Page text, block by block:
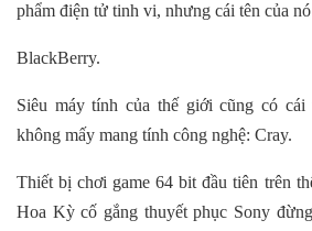
phẩm điện tử tinh vi, nhưng cái tên của
BlackBerry.
Siêu máy tính của thế giới cũng có
không mấy mang tính công nghệ: Cray.
Thiết bị chơi game 64 bit đầu tiên trên
Hoa Kỳ cố gắng thuyết phục Sony